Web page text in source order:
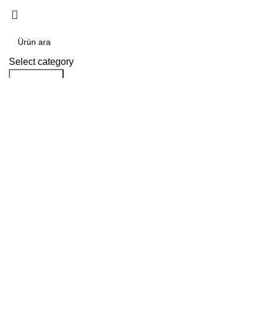
Select category